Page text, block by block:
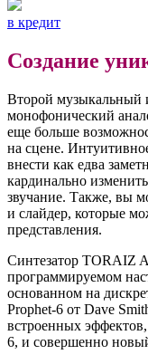
в кредит
Создание
Второй музыкальный
монофонический
еще больше
на сцене.
внести как едва
кардинально
звучание. Также, вы
и слайдер, которые
представления.
Синтезатор TORAIZ
программируемом
основанном на
Prophet-6 от Dave
встроенных
6, и совершенно